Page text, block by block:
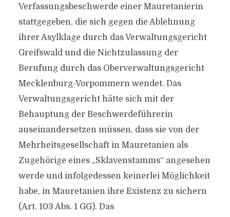
Verfassungsbeschwerde einer Mauretanierin
stattgegeben, die sich gegen die Ablehnung
ihrer Asylklage durch das Verwaltungsgericht
Greifswald und die Nichtzulassung der
Berufung durch das Oberverwaltungsgericht
Mecklenburg-Vorpommern wendet. Das
Verwaltungsgericht hätte sich mit der
Behauptung der Beschwerdeführerin
auseinandersetzen müssen, dass sie von der
Mehrheitsgesellschaft in Mauretanien als
Zugehörige eines „Sklavenstamms“ angesehen
werde und infolgedessen keinerlei Möglichkeit
habe, in Mauretanien ihre Existenz zu sichern
(Art. 103 Abs. 1 GG). Das